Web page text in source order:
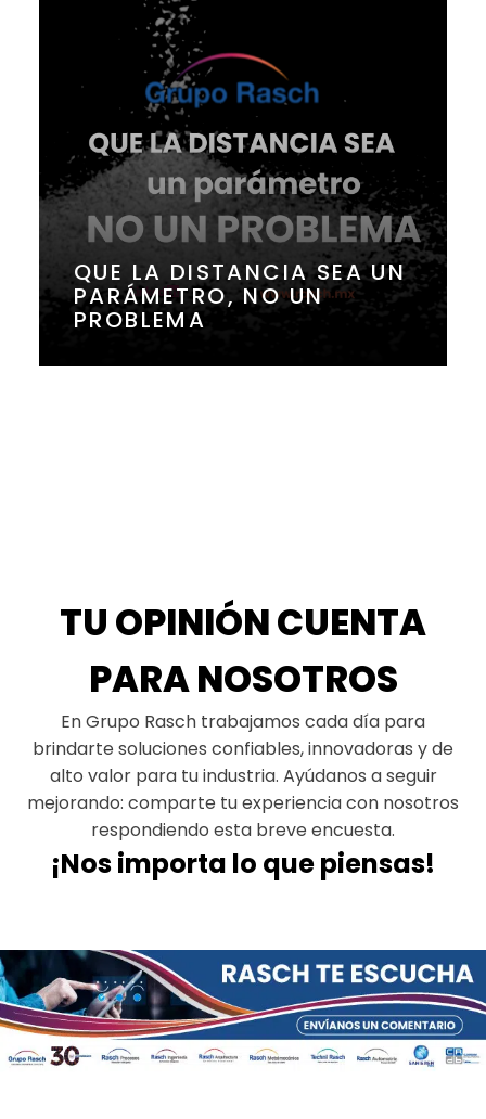
QUE LA DISTANCIA SEA UN
PARÁMETRO, NO UN
PROBLEMA
TU OPINIÓN CUENTA
PARA NOSOTROS
En Grupo Rasch trabajamos cada día para
brindarte soluciones confiables, innovadoras y de
alto valor para tu industria. Ayúdanos a seguir
mejorando: comparte tu experiencia con nosotros
respondiendo esta breve encuesta.
¡Nos importa lo que piensas!